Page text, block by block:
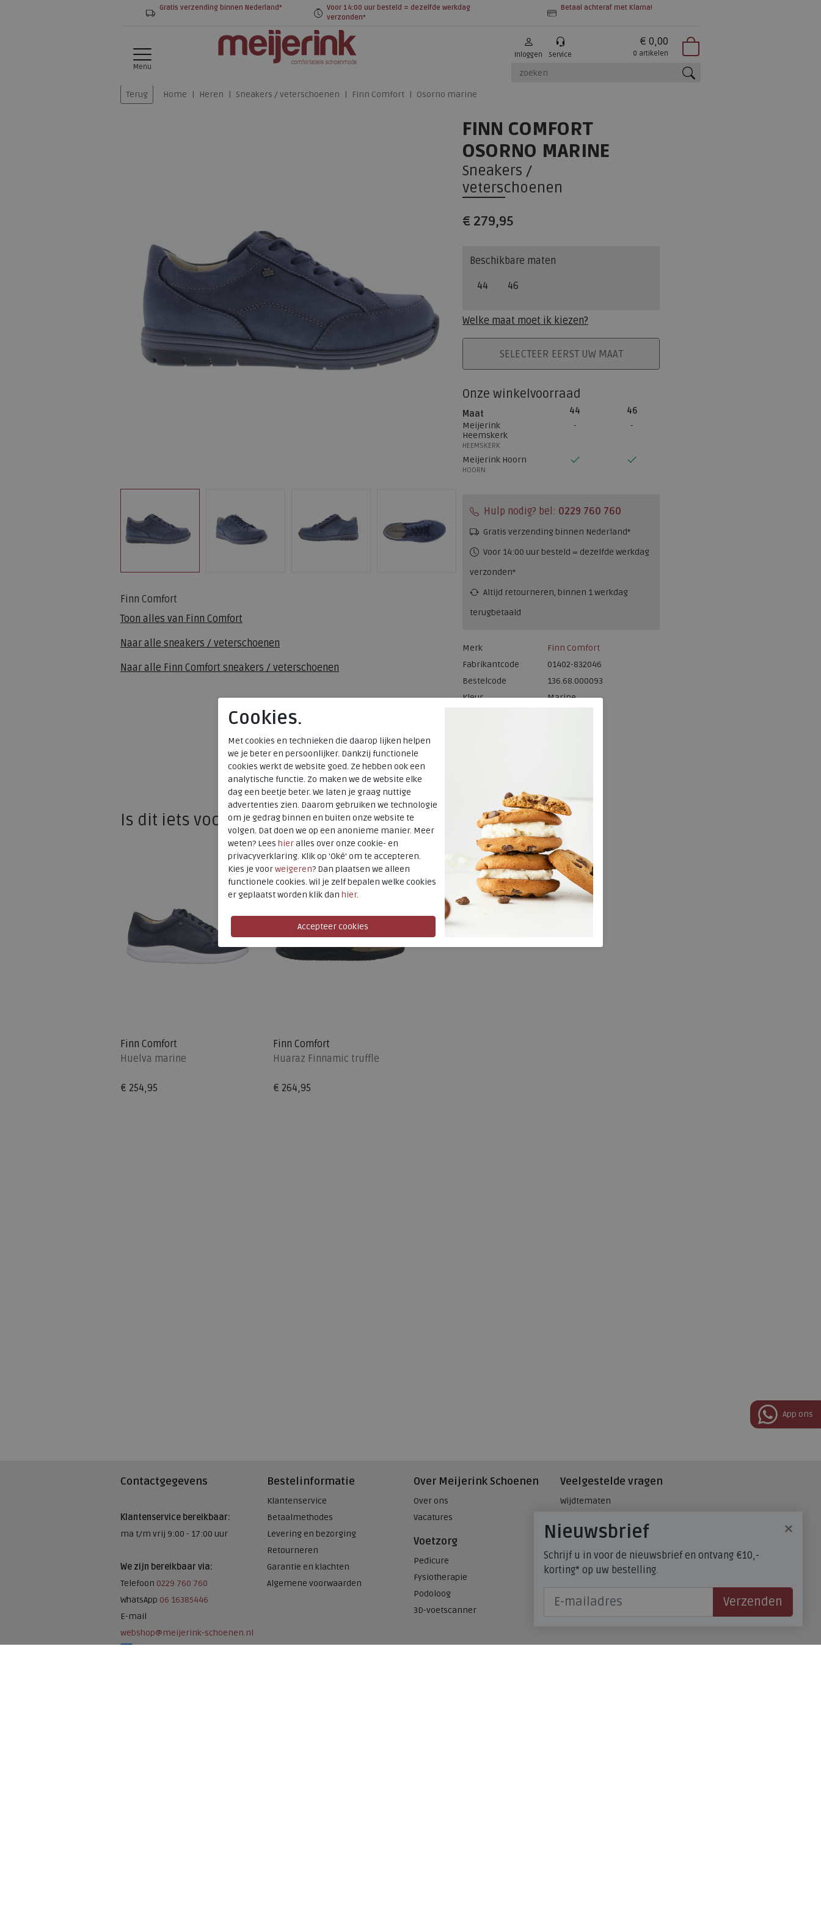
Gratis verzending binnen Nederland*
Voor 14:00 uur besteld = dezelfde werkdag
verzonden*
Betaal achteraf met Klarna!
Menu
Inloggen Service
€ 0,00
0 artikelen
Terug Home Heren Sneakers / veterschoenen Finn Comfort Osorno marine
Finn Comfort
Toon alles van Finn Comfort
Naar alle sneakers / veterschoenen
Naar alle Finn Comfort sneakers / veterschoenen
FINN COMFORT
OSORNO MARINE
Sneakers /
veterschoenen
€ 279,95
Beschikbare maten
44 46
Welke maat moet ik kiezen?
PLAATS IN WINKELMAND
SELECTEER EERST UW MAAT
Onze winkelvoorraad
Maat 44
46
Meijerink
Heemskerk
HEEMSKERK
Meijerink Hoorn
HOORN
Hulp nodig? bel: 0229 760 760
Gratis verzending binnen Nederland*
Voor 14:00 uur besteld = dezelfde werkdag
verzonden*
Altijd retourneren, binnen 1 werkdag
terugbetaald
Merk
Finn Comfort
Fabrikantcode
01402-832046
Bestelcode
136.68.000093
Kleur
Marine
Is dit iets voor u?
Finn Comfort
Huelva marine
€ 254,95
Finn Comfort
Huaraz Finnamic truffle
€ 264,95
Contactgegevens
Klantenservice bereikbaar:
ma t/m vrij 9:00 - 17:00 uur
We zijn bereikbaar via:
Telefoon 0229 760 760
WhatsApp 06 16385446
E-mail
webshop@meijerink-schoenen.nl
Bestelinformatie
Klantenservice
Betaalmethodes
Levering en bezorging
Retourneren
Garantie en klachten
Algemene voorwaarden
Over Meijerink Schoenen
Over ons
Vacatures
Voetzorg
Pedicure
Fysiotherapie
Podoloog
3D-voetscanner
Veelgestelde vragen
Wijdtematen
Maatadvies, wat is mijn
schoenmaat?
FitFlop - maatadvies
App ons
×
Nieuwsbrief
Schrijf u in voor de nieuwsbrief en ontvang €10,-
korting* op uw bestelling.
Verzenden
Cookies.
Met cookies en technieken die daarop lijken helpen
we je beter en persoonlijker. Dankzij functionele
cookies werkt de website goed. Ze hebben ook een
analytische functie. Zo maken we de website elke
dag een beetje beter. We laten je graag nuttige
advertenties zien. Daarom gebruiken we technologie
om je gedrag binnen en buiten onze website te
volgen. Dat doen we op een anonieme manier. Meer
weten? Lees hieralles over onze cookie- en
privacyverklaring. Klik op 'Oké' om te accepteren.
Kies je voorweigeren? Dan plaatsen we alleen
functionele cookies. Wil je zelf bepalen welke cookies
er geplaatst worden klik dan hier.